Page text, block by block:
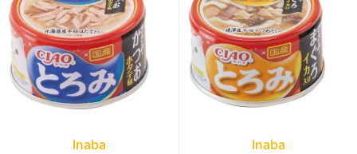
Inaba Inaba